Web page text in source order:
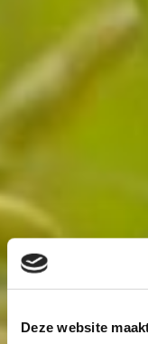
Deze website